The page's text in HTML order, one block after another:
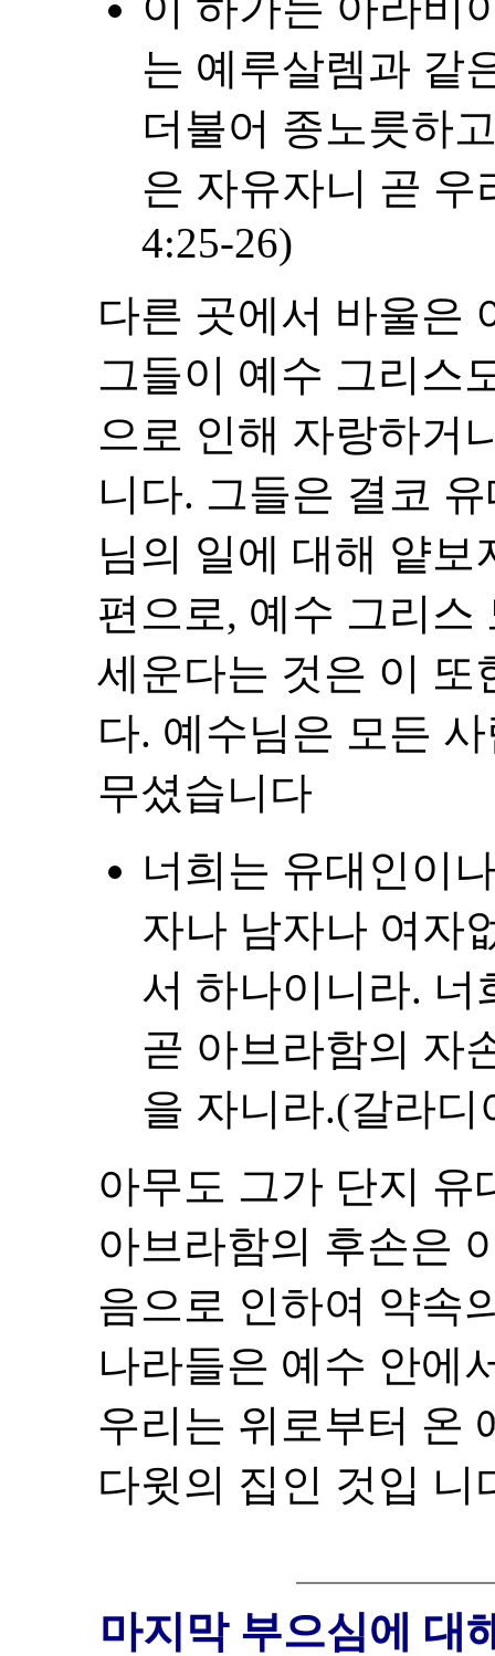
는 예루살렘과 같
더불어 종노릇하
은 자유자니 곧
4:25-26)
다른 곳에서 바울은
그들이 예수 그리스
으로 인해 자랑하거
니다. 그들은 결코
님의 일에 대해 얕보
편으로, 예수 그리스
세운다는 것은 이 또
다. 예수님은 모든
무셨습니다
너희는 유대인이
자나 남자나 여자
서 하나이니라. 너
곧 아브라함의 자
을 자니라.(갈라디
아무도 그가 단지
아브라함의 후손은
음으로 인하여 약속
나라들은 예수 안에
우리는 위로부터 온
다윗의 집인 것입 니
마지막 부으심에 대